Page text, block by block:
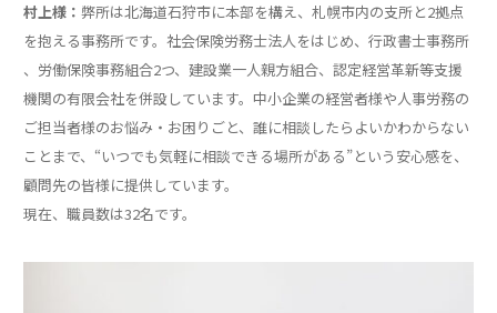
村上様： 弊所は北海道石狩市に本部を構え、札幌市内の支所と2拠点
を抱える事務所です。社会保険労務士法人をはじめ、行政書士事務所
、労働保険事務組合2つ、建設業一人親方組合、認定経営革新等支援
機関の有限会社を併設しています。中小企業の経営者様や人事労務の
ご担当者様のお悩み・お困りごと、誰に相談したらよいかわからない
ことまで、“いつでも気軽に相談できる場所がある”という安心感を、
顧問先の皆様に提供しています。
現在、職員数は32名です。